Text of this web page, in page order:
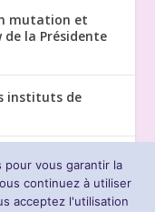
mutation et
de la Présidente
instituts de
support, il faut
vous garantir la
continuez à utiliser
acceptez l'utilisation